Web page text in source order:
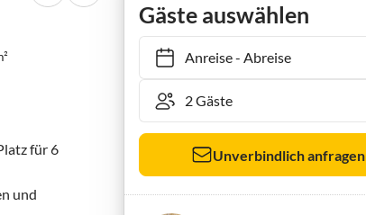
für 6
und
Gäste auswählen
Anreise- Abreise
Unverbindlich anfragen